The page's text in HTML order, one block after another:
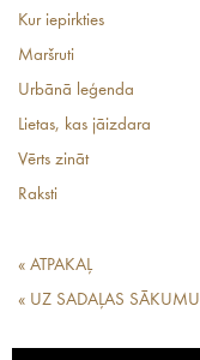
Kur iepirkties
Maršruti
Urbānā leģenda
Lietas, kas jāizdara
Vērts zināt
Raksti
« ATPAKAĻ
« UZ SADAĻAS SĀKUMU